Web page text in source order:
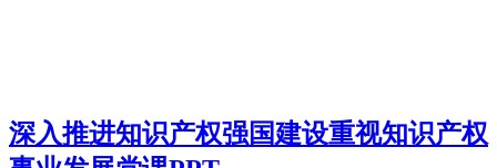
深入推进知识产权强国建设重视知识产权